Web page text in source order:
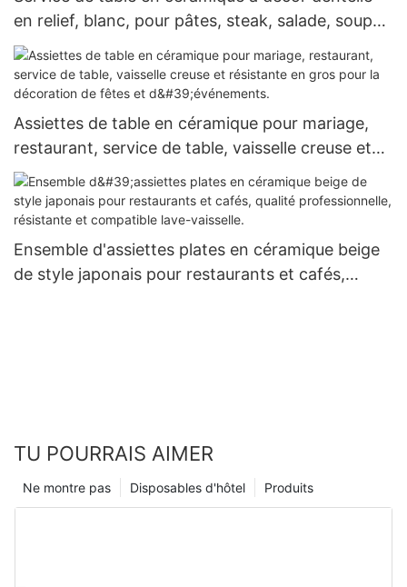
en relief, blanc, pour pâtes, steak, salade, soupe,
idéal pour un banquet de mariage ou un cadeau
élégant.
Assiettes de table en céramique pour mariage,
restaurant, service de table, vaisselle creuse et
résistante en gros pour la décoration de fêtes et
d'événements.
Ensemble d'assiettes plates en céramique beige
de style japonais pour restaurants et cafés,
TU POURRAIS AIMER
Produits
Disposables d'hôtel
Ne montre pas